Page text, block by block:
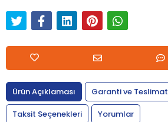
Ürün Açıklaması
Garanti ve Teslimat
Taksit Seçenekleri
Yorumlar